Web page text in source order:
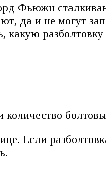
Фьюжн
да и не могут
какую
Если